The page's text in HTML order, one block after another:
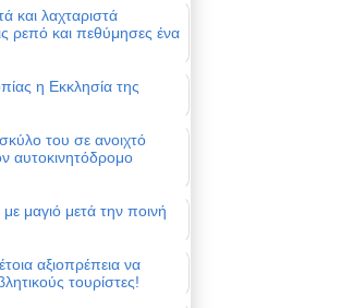
και λαχταριστά
ρεπό και πεθύμησες ένα
η Εκκλησία της
του σε ανοιχτό
αυτοκινητόδρομο
μαγιό μετά την ποινή
αξιοπρέπεια να
τουρίστες!